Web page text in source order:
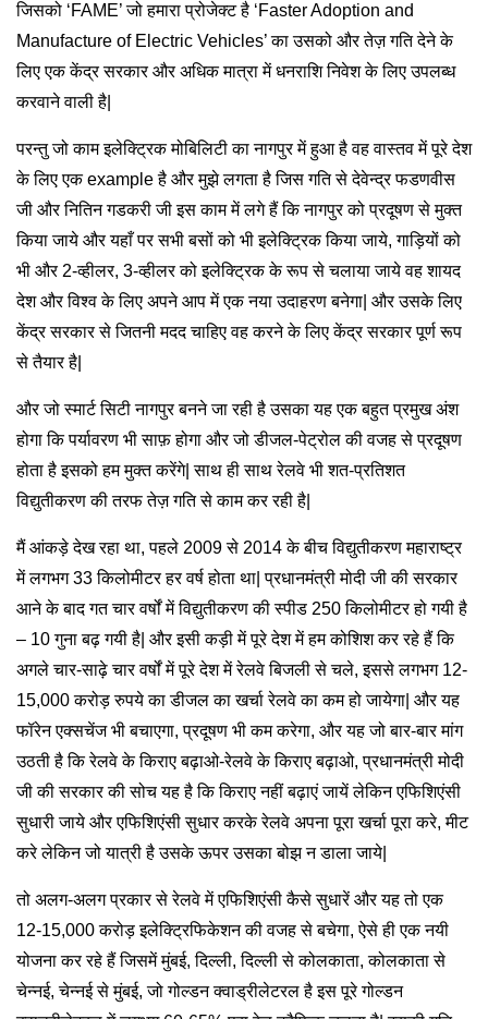
जिसको ‘FAME’ जो हमारा प्रोजेक्ट है ‘Faster Adoption and
Manufacture of Electric Vehicles’ का उसको और तेज़ गति देने के
लिए एक केंद्र सरकार और अधिक मात्रा में धनराशि निवेश के लिए उपलब्ध
करवाने वाली है|
परन्तु जो काम इलेक्ट्रिक मोबिलिटी का नागपुर में हुआ है वह वास्तव में पूरे देश
के लिए एक example है और मुझे लगता है जिस गति से देवेन्द्र फडणवीस
जी और नितिन गडकरी जी इस काम में लगे हैं कि नागपुर को प्रदूषण से मुक्त
किया जाये और यहाँ पर सभी बसों को भी इलेक्ट्रिक किया जाये, गाड़ियों को
भी और 2-व्हीलर, 3-व्हीलर को इलेक्ट्रिक के रूप से चलाया जाये वह शायद
देश और विश्व के लिए अपने आप में एक नया उदाहरण बनेगा| और उसके लिए
केंद्र सरकार से जितनी मदद चाहिए वह करने के लिए केंद्र सरकार पूर्ण रूप
से तैयार है|
और जो स्मार्ट सिटी नागपुर बनने जा रही है उसका यह एक बहुत प्रमुख अंश
होगा कि पर्यावरण भी साफ़ होगा और जो डीजल-पेट्रोल की वजह से प्रदूषण
होता है इसको हम मुक्त करेंगे| साथ ही साथ रेलवे भी शत-प्रतिशत
विद्युतीकरण की तरफ तेज़ गति से काम कर रही है|
मैं आंकड़े देख रहा था, पहले 2009 से 2014 के बीच विद्युतीकरण महाराष्ट्र
में लगभग 33 किलोमीटर हर वर्ष होता था| प्रधानमंत्री मोदी जी की सरकार
आने के बाद गत चार वर्षों में विद्युतीकरण की स्पीड 250 किलोमीटर हो गयी है
– 10 गुना बढ़ गयी है| और इसी कड़ी में पूरे देश में हम कोशिश कर रहे हैं कि
अगले चार-साढ़े चार वर्षों में पूरे देश में रेलवे बिजली से चले, इससे लगभग 12-
15,000 करोड़ रुपये का डीजल का खर्चा रेलवे का कम हो जायेगा| और यह
फॉरेन एक्सचेंज भी बचाएगा, प्रदूषण भी कम करेगा, और यह जो बार-बार मांग
उठती है कि रेलवे के किराए बढ़ाओ-रेलवे के किराए बढ़ाओ, प्रधानमंत्री मोदी
जी की सरकार की सोच यह है कि किराए नहीं बढ़ाएं जायें लेकिन एफिशिएंसी
सुधारी जाये और एफिशिएंसी सुधार करके रेलवे अपना पूरा खर्चा पूरा करे, मीट
करे लेकिन जो यात्री है उसके ऊपर उसका बोझ न डाला जाये|
तो अलग-अलग प्रकार से रेलवे में एफिशिएंसी कैसे सुधारें और यह तो एक
12-15,000 करोड़ इलेक्ट्रिफिकेशन की वजह से बचेगा, ऐसे ही एक नयी
योजना कर रहे हैं जिसमें मुंबई, दिल्ली, दिल्ली से कोलकाता, कोलकाता से
चेन्नई, चेन्नई से मुंबई, जो गोल्डन क्वाड्रीलेटरल है इस पूरे गोल्डन